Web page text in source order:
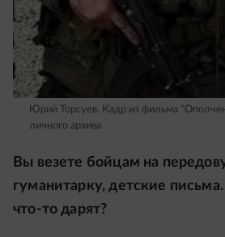
Юрий Торсуев. Кадр из фильма
личного архива
Вы везете бойцам на
гуманитарку, детские
что-то дарят?